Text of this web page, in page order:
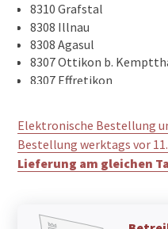
8310 Grafstal
8308 Illnau
8308 Agasul
8307 Ottikon b.
8307 Effretikon
Elektronische Bestellung
Bestellung werktags vor
Lieferung am gleichen